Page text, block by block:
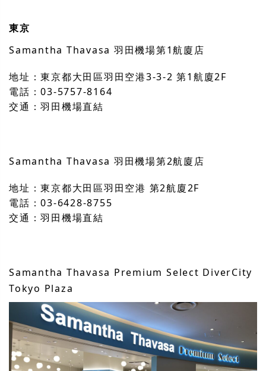
東京
Samantha Thavasa 羽田機場第1航廈店
地址：東京都大田區羽田空港3-3-2 第1航廈2F
電話：03-5757-8164
交通：羽田機場直結
Samantha Thavasa 羽田機場第2航廈店
地址：東京都大田區羽田空港 第2航廈2F
電話：03-6428-8755
交通：羽田機場直結
Samantha Thavasa Premium Select DiverCity
Tokyo Plaza